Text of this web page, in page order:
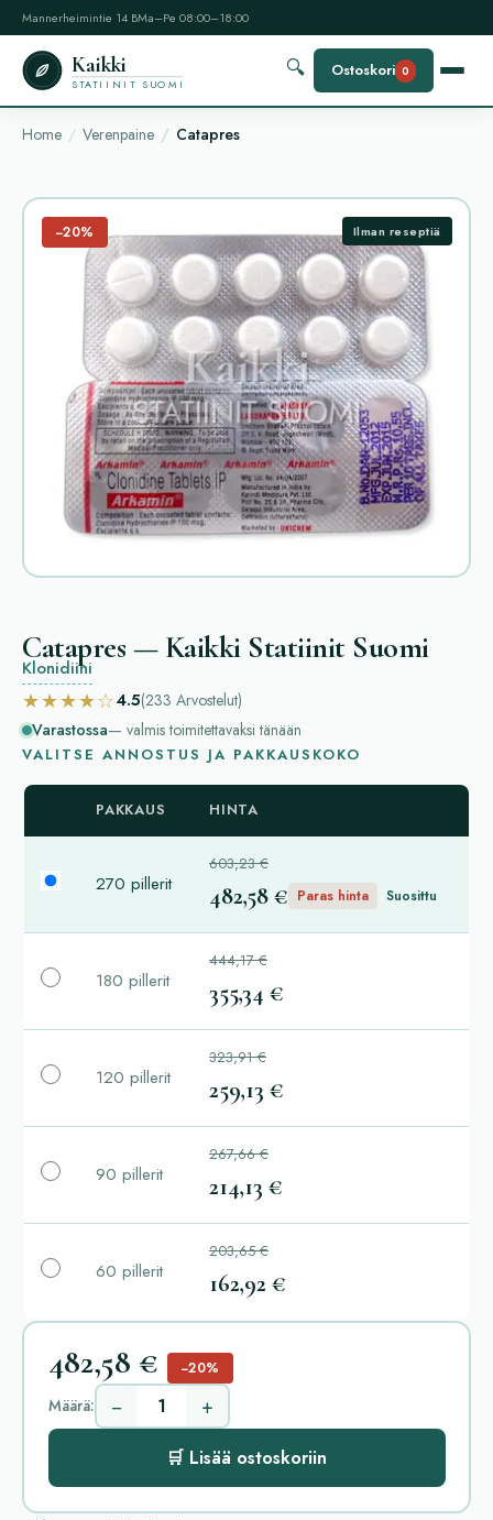
Mannerheimintie 14 BMa–Pe 08:00–18:00
Kaikki
STATIINIT SUOMI
🔍 Ostoskori 0
Home Verenpaine Catapres
−20% Ilman reseptiä
Catapres — Kaikki Statiinit Suomi
Klonidiini
★★★★☆4.5(233 Arvostelut)
Varastossa— valmis toimitettavaksi tänään
VALITSE ANNOSTUS JA PAKKAUSKOKO
PAKKAUS HINTA
270 pillerit
603,23 €
482,58 € Paras hinta Suosittu
180 pillerit
444,17 €
355,34 €
120 pillerit
323,91 €
259,13 €
90 pillerit
267,66 €
214,13 €
60 pillerit
203,65 €
162,92 €
482,58 € −20%
Määrä: − +
🛒 Lisää ostoskoriin